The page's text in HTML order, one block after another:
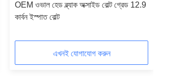
OEM ওভাল হেড ব্ল্যাক অক্সাইড বোল্ট গ্রেড 12.9
কার্বন ইস্পাত বোল্ট
এখনই যোগাযোগ করুন